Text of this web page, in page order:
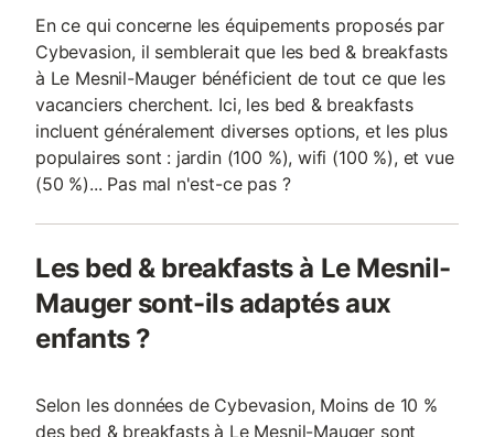
En ce qui concerne les équipements proposés par
Cybevasion, il semblerait que les bed & breakfasts
à Le Mesnil-Mauger bénéficient de tout ce que les
vacanciers cherchent. Ici, les bed & breakfasts
incluent généralement diverses options, et les plus
populaires sont : jardin (100 %), wifi (100 %), et vue
(50 %)... Pas mal n'est-ce pas ?
Les bed & breakfasts à Le Mesnil-
Mauger sont-ils adaptés aux
enfants ?
Selon les données de Cybevasion, Moins de 10 %
des bed & breakfasts à Le Mesnil-Mauger sont